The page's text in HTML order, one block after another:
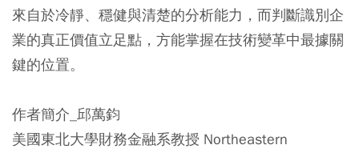
來自於冷靜、穩健與清楚的分析能力，而判斷識別企
業的真正價值立足點，方能掌握在技術變革中最據關
鍵的位置。
作者簡介_邱萬鈞
美國東北大學財務金融系教授 Northeastern